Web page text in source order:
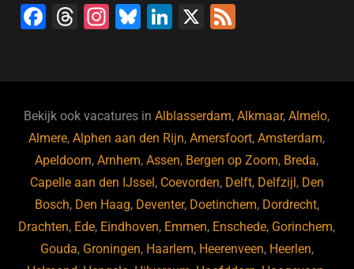
F
b
o
o
k
T
d
s
In
a
m
Bl
ky
Li
dI
n
X
Bekijk ook vacatures inAlblasserdam,Alkmaar,Almelo,
Almere,Alphen aan den Rijn,Amersfoort,Amsterdam,
Apeldoorn,Arnhem,Assen, Bergen op Zoom, Breda,
Capelle aan den IJssel, Coevorden, Delft, Delfzijl, Den
Bosch, Den Haag, Deventer, Doetinchem, Dordrecht,
Drachten, Ede, Eindhoven, Emmen, Enschede, Gorinchem,
Gouda, Groningen, Haarlem, Heerenveen, Heerlen,